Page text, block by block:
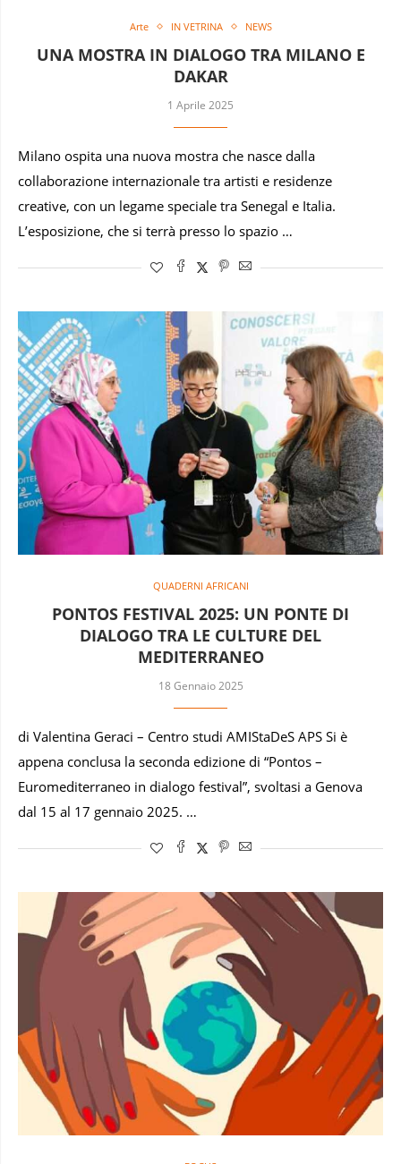
Arte IN VETRINA NEWS
UNA MOSTRA IN DIALOGO TRA MILANO E
DAKAR
1 Aprile 2025
Milano ospita una nuova mostra che nasce dalla
collaborazione internazionale tra artisti e residenze
creative, con un legame speciale tra Senegal e Italia.
L’esposizione, che si terrà presso lo spazio …
QUADERNI AFRICANI
PONTOS FESTIVAL 2025: UN PONTE DI
DIALOGO TRA LE CULTURE DEL
MEDITERRANEO
18 Gennaio 2025
di Valentina Geraci – Centro studi AMIStaDeS APS Si è
appena conclusa la seconda edizione di “Pontos –
Euromediterraneo in dialogo festival”, svoltasi a Genova
dal 15 al 17 gennaio 2025. …